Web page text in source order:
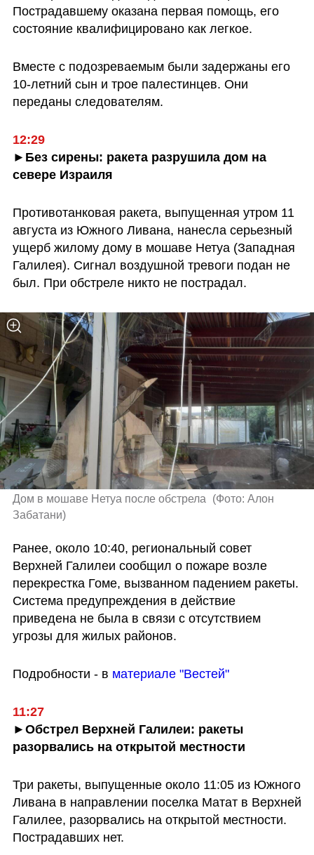
Пострадавшему оказана первая помощь, его
состояние квалифицировано как легкое.
Вместе с подозреваемым были задержаны его
10-летний сын и трое палестинцев. Они
переданы следователям.
12:29
►Без сирены: ракета разрушила дом на
севере Израиля
Противотанковая ракета, выпущенная утром 11
августа из Южного Ливана, нанесла серьезный
ущерб жилому дому в мошаве Нетуа (Западная
Галилея). Сигнал воздушной тревоги подан не
был. При обстреле никто не пострадал.
Дом в мошаве Нетуа после обстрела (Фото: Алон
Забатани)
Ранее, около 10:40, региональный совет
Верхней Галилеи сообщил о пожаре возле
перекрестка Гоме, вызванном падением ракеты.
Система предупреждения в действие
приведена не была в связи с отсутствием
угрозы для жилых районов.
Подробности - в материале "Вестей"
11:27
►Обстрел Верхней Галилеи: ракеты
разорвались на открытой местности
Три ракеты, выпущенные около 11:05 из Южного
Ливана в направлении поселка Матат в Верхней
Галилее, разорвались на открытой местности.
Пострадавших нет.